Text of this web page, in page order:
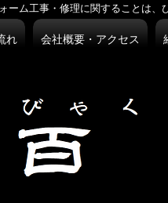
れ 会社概要・アクセス
ーム工事・修理に関することは、